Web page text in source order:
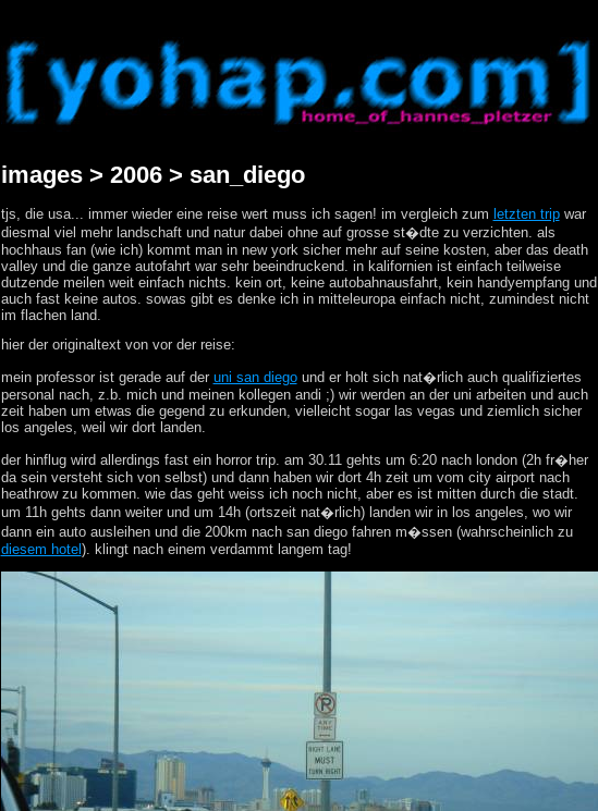
images > 2006 > san_diego
tjs, die usa... immer wieder eine reise wert muss ich sagen! im vergleich zum letzten tripwar
diesmal viel mehr landschaft und natur dabei ohne auf grosse st�dte zu verzichten. als
hochhaus fan (wie ich) kommt man in new york sicher mehr auf seine kosten, aber das death
valley und die ganze autofahrt war sehr beeindruckend. in kalifornien ist einfach teilweise
dutzende meilen weit einfach nichts. kein ort, keine autobahnausfahrt, kein handyempfang und
auch fast keine autos. sowas gibt es denke ich in mitteleuropa einfach nicht, zumindest nicht
im flachen land.
hier der originaltext von vor der reise:
mein professor ist gerade auf der uni san diegound er holt sich nat�rlich auch qualifiziertes
personal nach, z.b. mich und meinen kollegen andi ;) wir werden an der uni arbeiten und auch
zeit haben um etwas die gegend zu erkunden, vielleicht sogar las vegas und ziemlich sicher
los angeles, weil wir dort landen.
der hinflug wird allerdings fast ein horror trip. am 30.11 gehts um 6:20 nach london (2h fr�her
da sein versteht sich von selbst) und dann haben wir dort 4h zeit um vom city airport nach
heathrow zu kommen. wie das geht weiss ich noch nicht, aber es ist mitten durch die stadt.
um 11h gehts dann weiter und um 14h (ortszeit nat�rlich) landen wir in los angeles, wo wir
dann ein auto ausleihen und die 200km nach san diego fahren m�ssen (wahrscheinlich zu
diesem hotel ). klingt nach einem verdammt langem tag!